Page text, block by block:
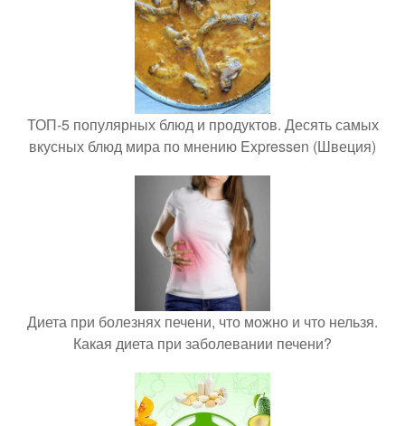
ТОП-5 популярных блюд и продуктов. Десять самых
вкусных блюд мира по мнению Expressen (Швеция)
Диета при болезнях печени, что можно и что нельзя.
Какая диета при заболевании печени?